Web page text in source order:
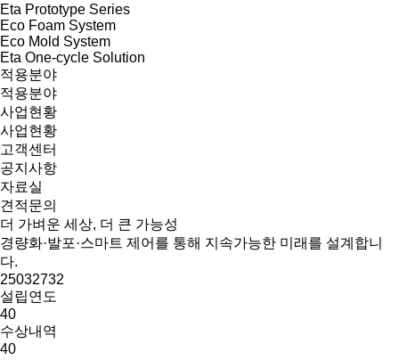
Eta Prototype Series
Eco Foam System
Eco Mold System
Eta One-cycle Solution
적용분야
적용분야
사업현황
사업현황
고객센터
공지사항
자료실
견적문의
더 가벼운 세상, 더 큰 가능성
경량화·발포·스마트 제어를 통해 지속가능한 미래를 설계합니
다.
25032732
설립연도
40
수상내역
40